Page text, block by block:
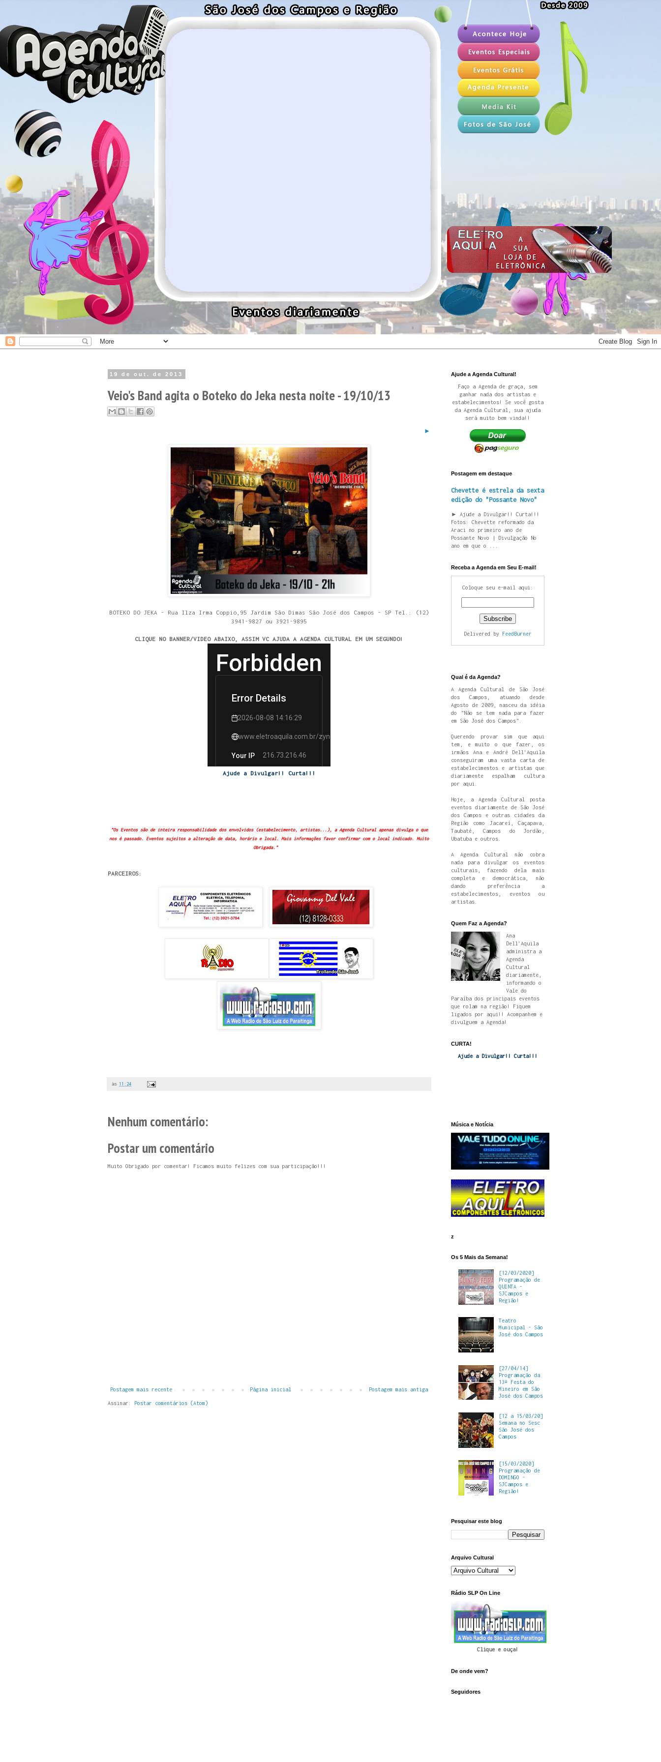
19 de out. de 2013
Veio's Band agita o Boteko do Jeka nesta noite - 19/10/13
►
BOTEKO DO JEKA - Rua Ilza Irma Coppio,95 Jardim São Dimas São José dos Campos - SP Tel.: (12)
3941-9827 ou 3921-9895
CLIQUE NO BANNER/VIDEO ABAIXO, ASSIM VC AJUDA A AGENDA CULTURAL EM UM SEGUNDO!
Ajude a Divulgar!! Curta!!!
"Os Eventos são de inteira responsabilidade dos envolvidos (estabelecimento, artistas...), a Agenda Cultural apenas divulga o que
nos é passado. Eventos sujeitos a alteração de data, horário e local. Mais informações favor confirmar com o local indicado. Muito
Obrigada."
PARCEIROS:
às 11:24
Nenhum comentário:
Postar um comentário
Muito Obrigado por comentar! Ficamos muito felizes com sua participação!!!
Postagem mais recente Postagem mais antiga
Página inicial
Assinar: Postar comentários (Atom)
Ajude a Agenda Cultural!
Faço a Agenda de graça, sem
ganhar nada dos artistas e
estabelecimentos! Se você gosta
da Agenda Cultural, sua ajuda
será muito bem vinda!!
Postagem em destaque
Chevette é estrela da sexta
edição do "Possante Novo"
► Ajude a Divulgar!! Curta!!!
Fotos: Chevette reformado da
Araci no primeiro ano de
Possante Novo | Divulgação No
ano em que o ...
Receba a Agenda em Seu E-mail!
Coloque seu e-mail aqui:
Delivered by FeedBurner
Qual é da Agenda?
A Agenda Cultural de São José
dos Campos, atuando desde
Agosto de 2009, nasceu da idéia
do "Não se tem nada para fazer
em São José dos Campos".
Querendo provar sim que aqui
tem, e muito o que fazer, os
irmãos Ana e André Dell'Aquila
conseguiram uma vasta carta de
estabelecimentos e artistas que
diariamente espalham cultura
por aqui.
Hoje, a Agenda Cultural posta
eventos diariamente de São José
dos Campos e outras cidades da
Região como Jacareí, Caçapava,
Taubaté, Campos do Jordão,
Ubatuba e outros.
A Agenda Cultural não cobra
nada para divulgar os eventos
culturais, fazendo dela mais
completa e democrática, não
dando preferência a
estabelecimentos, eventos ou
artistas.
Quem Faz a Agenda?
Ana
Dell'Aquila
administra a
Agenda
Cultural
diariamente,
informando o
Vale do
Paraíba dos principais eventos
que rolam na região! Fiquem
ligados por aqui!! Acompanhem e
divulguem a Agenda!
CURTA!
Ajude a Divulgar!! Curta!!!
Música e Notícia
z
Os 5 Mais da Semana!
[12/03/2020]
Programação de
QUINTA -
SJCampos e
Região!
Teatro
Municipal - São
José dos Campos
[27/04/14]
Programação da
13ª Festa do
Mineiro em São
José dos Campos
[12 a 15/03/20]
Semana no Sesc
São José dos
Campos
[15/03/2020]
Programação de
DOMINGO -
SJCampos e
Região!
Pesquisar este blog
Arquivo Cultural
Rádio SLP On Line
Clique e ouça!
De onde vem?
Seguidores